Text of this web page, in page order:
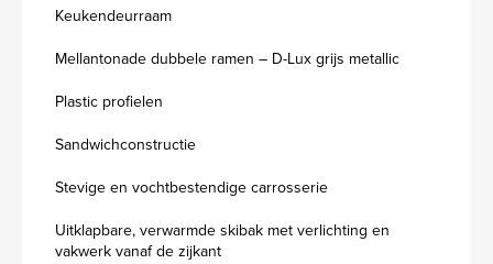
Keukendeurraam
Mellantonade dubbele ramen – D-Lux grijs metallic
Plastic profielen
Sandwichconstructie
Stevige en vochtbestendige carrosserie
Uitklapbare, verwarmde skibak met verlichting en
vakwerk vanaf de zijkant